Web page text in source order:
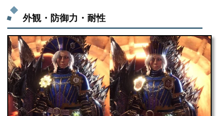
外観・防御力・耐性